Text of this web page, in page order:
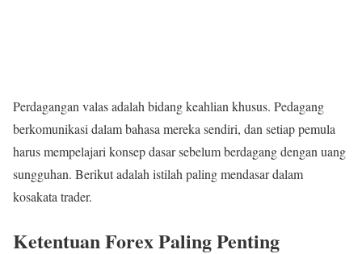
Perdagangan valas adalah bidang keahlian khusus. Pedagang
berkomunikasi dalam bahasa mereka sendiri, dan setiap pemula
harus mempelajari konsep dasar sebelum berdagang dengan uang
sungguhan. Berikut adalah istilah paling mendasar dalam
kosakata trader.
Ketentuan Forex Paling Penting